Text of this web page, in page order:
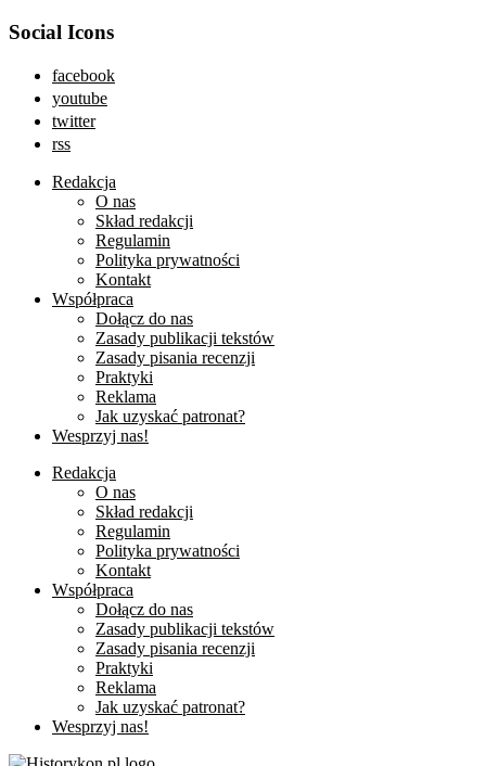
Social Icons
facebook
youtube
twitter
rss
Redakcja
O nas
Skład redakcji
Regulamin
Polityka prywatności
Kontakt
Współpraca
Dołącz do nas
Zasady publikacji tekstów
Zasady pisania recenzji
Praktyki
Reklama
Jak uzyskać patronat?
Wesprzyj nas!
Redakcja
O nas
Skład redakcji
Regulamin
Polityka prywatności
Kontakt
Współpraca
Dołącz do nas
Zasady publikacji tekstów
Zasady pisania recenzji
Praktyki
Reklama
Jak uzyskać patronat?
Wesprzyj nas!